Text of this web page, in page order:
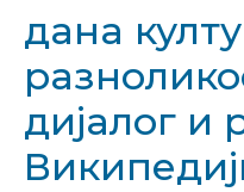
дана
дијалог и